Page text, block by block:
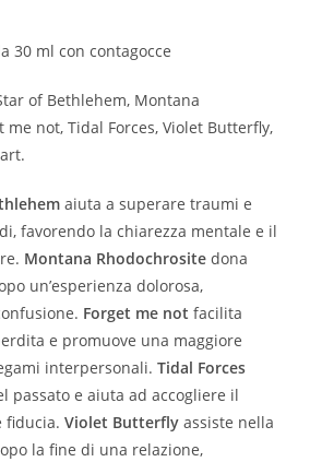
30 ml con contagocce
of Bethlehem, Montana
me not, Tidal Forces, Violet Butterfly,
aiuta a superare traumi e
favorendo la chiarezza mentale e il
Montana Rhodochrositedona
un’esperienza dolorosa,
Forget me notfacilita
e promuove una maggiore
interpersonali. Tidal Forces
passato e aiuta ad accogliere il
fiducia.Violet Butterflyassiste nella
la fine di una relazione,